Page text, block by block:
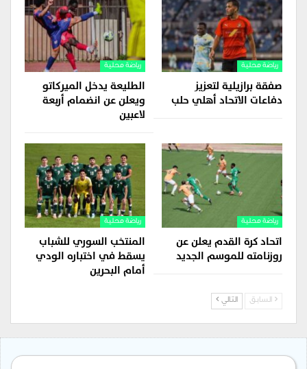
رياضة محلية
صفقة برازيلية لتعزيز
دفاعات الاتحاد أهلي حلب
رياضة محلية
الطليعة يدخل الميركاتو
ويعلن عن انضمام أربعة
لاعبين
رياضة محلية
اتحاد كرة القدم يعلن عن
روزنامته للموسم الجديد
رياضة محلية
المنتخب السوري للشباب
يسقط في اختباره الودي
أمام البحرين
السابق التالي